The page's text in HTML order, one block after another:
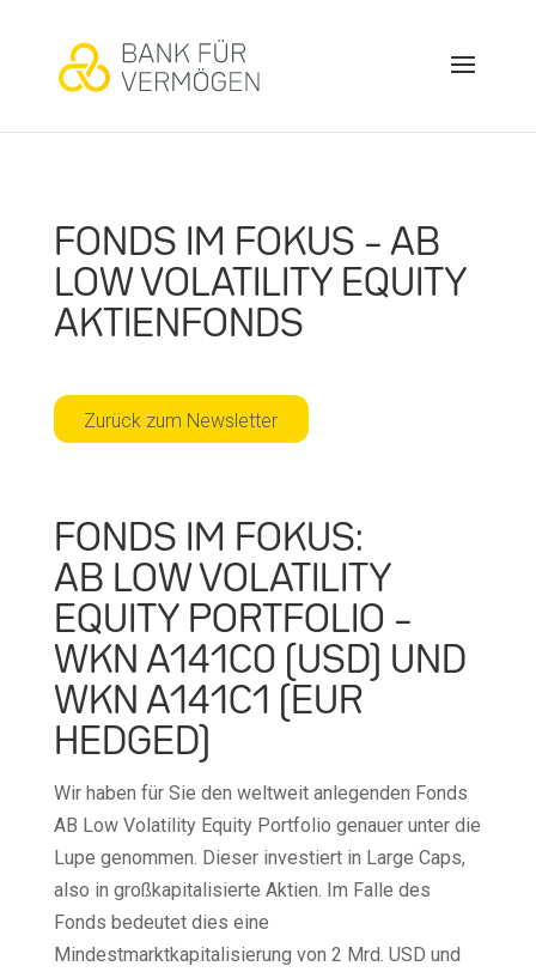
FONDS IM FOKUS – AB
LOW VOLATILITY EQUITY
AKTIENFONDS
Zurück zum Newsletter
FONDS IM FOKUS:
AB LOW VOLATILITY
EQUITY PORTFOLIO –
WKN A141C0 (USD) UND
WKN A141C1 (EUR
HEDGED)
Wir haben für Sie den weltweit anlegenden Fonds
AB Low Volatility Equity Portfolio genauer unter die
Lupe genommen. Dieser investiert in Large Caps,
also in großkapitalisierte Aktien. Im Falle des
Fonds bedeutet dies eine
Mindestmarktkapitalisierung von 2 Mrd. USD und